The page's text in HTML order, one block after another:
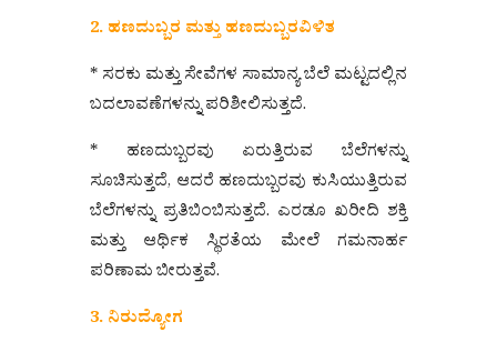
2. ಹಣದುಬ್ಬರ ಮತ್ತು ಹಣದುಬ್ಬರವಿಳಿತ
* ಸರಕು ಮತ್ತು ಸೇವೆಗಳ ಸಾಮಾನ್ಯ ಬೆಲೆ ಮಟ್ಟದಲ್ಲಿನ
ಬದಲಾವಣೆಗಳನ್ನು ಪರಿಶೀಲಿಸುತ್ತದೆ.
* ಹಣದುಬ್ಬರವು ಏರುತ್ತಿರುವ ಬೆಲೆಗಳನ್ನು
ಸೂಚಿಸುತ್ತದೆ, ಆದರೆ ಹಣದುಬ್ಬರವು ಕುಸಿಯುತ್ತಿರುವ
ಬೆಲೆಗಳನ್ನು ಪ್ರತಿಬಿಂಬಿಸುತ್ತದೆ. ಎರಡೂ ಖರೀದಿ ಶಕ್ತಿ
ಮತ್ತು ಆರ್ಥಿಕ ಸ್ಥಿರತೆಯ ಮೇಲೆ ಗಮನಾರ್ಹ
ಪರಿಣಾಮ ಬೀರುತ್ತವೆ.
3. ನಿರುದ್ಯೋಗ